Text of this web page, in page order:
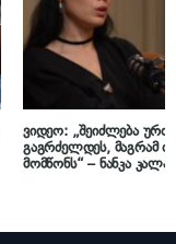
ვიდეო: „შეიძლება
გაგრძელდეს, მაგრამ
მომწონს“ – ნანკა